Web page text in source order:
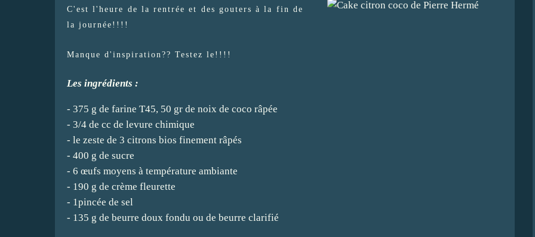
C'est l'heure de la rentrée et des gouters à la fin de
la journée!!!!
Manque d'inspiration?? Testez le!!!!
Les ingrédients :
- 375 g de farine T45, 50 gr de noix de coco râpée
- 3/4 de cc de levure chimique
- le zeste de 3 citrons bios finement râpés
- 400 g de sucre
- 6 œufs moyens à température ambiante
- 190 g de crème fleurette
- 1pincée de sel
- 135 g de beurre doux fondu ou de beurre clarifié